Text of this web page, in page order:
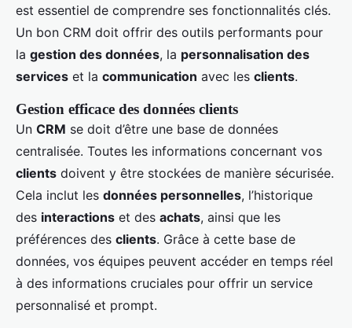
est essentiel de comprendre ses fonctionnalités clés.
Un bon CRM doit offrir des outils performants pour
la gestion des données, la personnalisation des
services et la communication avec les clients.
Gestion efficace des données clients
Un CRM se doit d’être une base de données
centralisée. Toutes les informations concernant vos
clients doivent y être stockées de manière sécurisée.
Cela inclut les données personnelles, l’historique
des interactions et des achats, ainsi que les
préférences des clients. Grâce à cette base de
données, vos équipes peuvent accéder en temps réel
à des informations cruciales pour offrir un service
personnalisé et prompt.